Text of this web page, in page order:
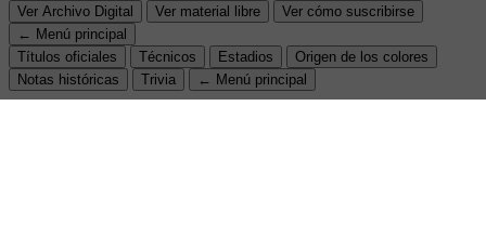
Ver Archivo Digital
Ver material libre
Ver cómo suscribirse
← Menú principal
Títulos oficiales
Técnicos Estadios
Origen de los colores
Notas históricas
Trivia ← Menú principal